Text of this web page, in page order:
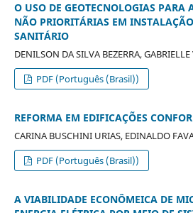
O USO DE GEOTECNOLOGIAS PARA
NÃO PRIORITÁRIAS EM
SANITÁRIO
DENILSON DA SILVA BEZERRA,
PDF (Português (Brasil))
REFORMA EM EDIFICAÇÕES
CARINA BUSCHINI URIAS, EDINALDO
PDF (Português (Brasil))
A VIABILIDADE ECONÔMEICA DE